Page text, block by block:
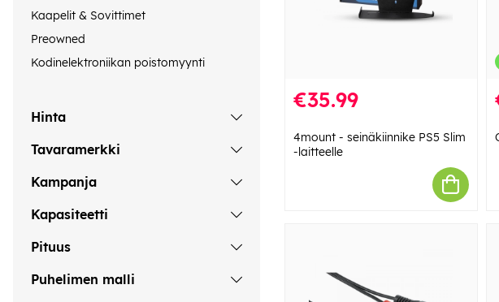
Kaapelit & Sovittimet
Preowned
Kodinelektroniikan poistomyynti
Hinta
Tavaramerkki
Kampanja
Kapasiteetti
Pituus
Puhelimen malli
€35.99
4mount - seinäkiinnike PS5 Slim
-laitteelle